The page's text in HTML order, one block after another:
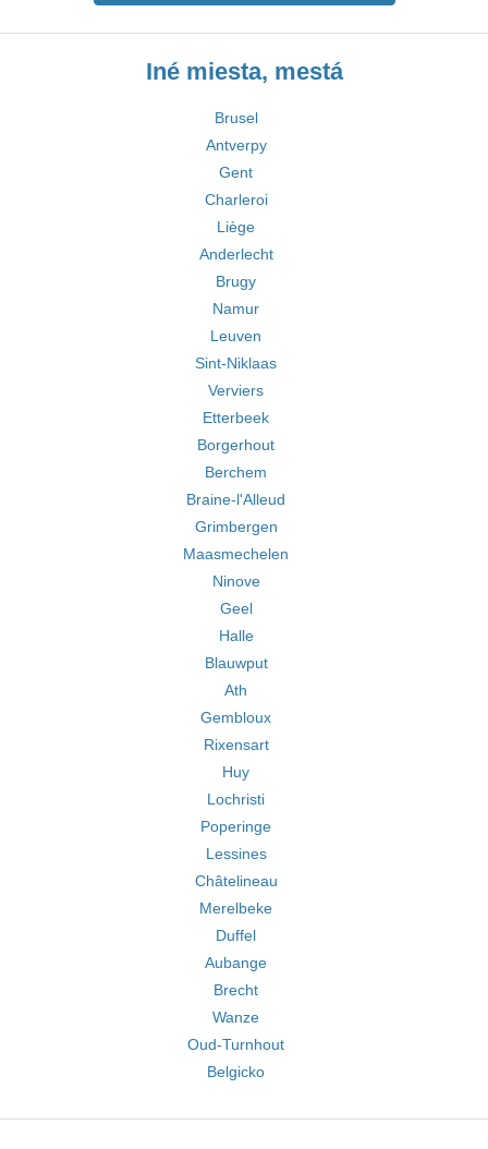
Iné miesta, mestá
Brusel
Antverpy
Gent
Charleroi
Liège
Anderlecht
Brugy
Namur
Leuven
Sint-Niklaas
Verviers
Etterbeek
Borgerhout
Berchem
Braine-l'Alleud
Grimbergen
Maasmechelen
Ninove
Geel
Halle
Blauwput
Ath
Gembloux
Rixensart
Huy
Lochristi
Poperinge
Lessines
Châtelineau
Merelbeke
Duffel
Aubange
Brecht
Wanze
Oud-Turnhout
Belgicko